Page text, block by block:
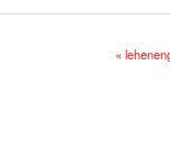
«